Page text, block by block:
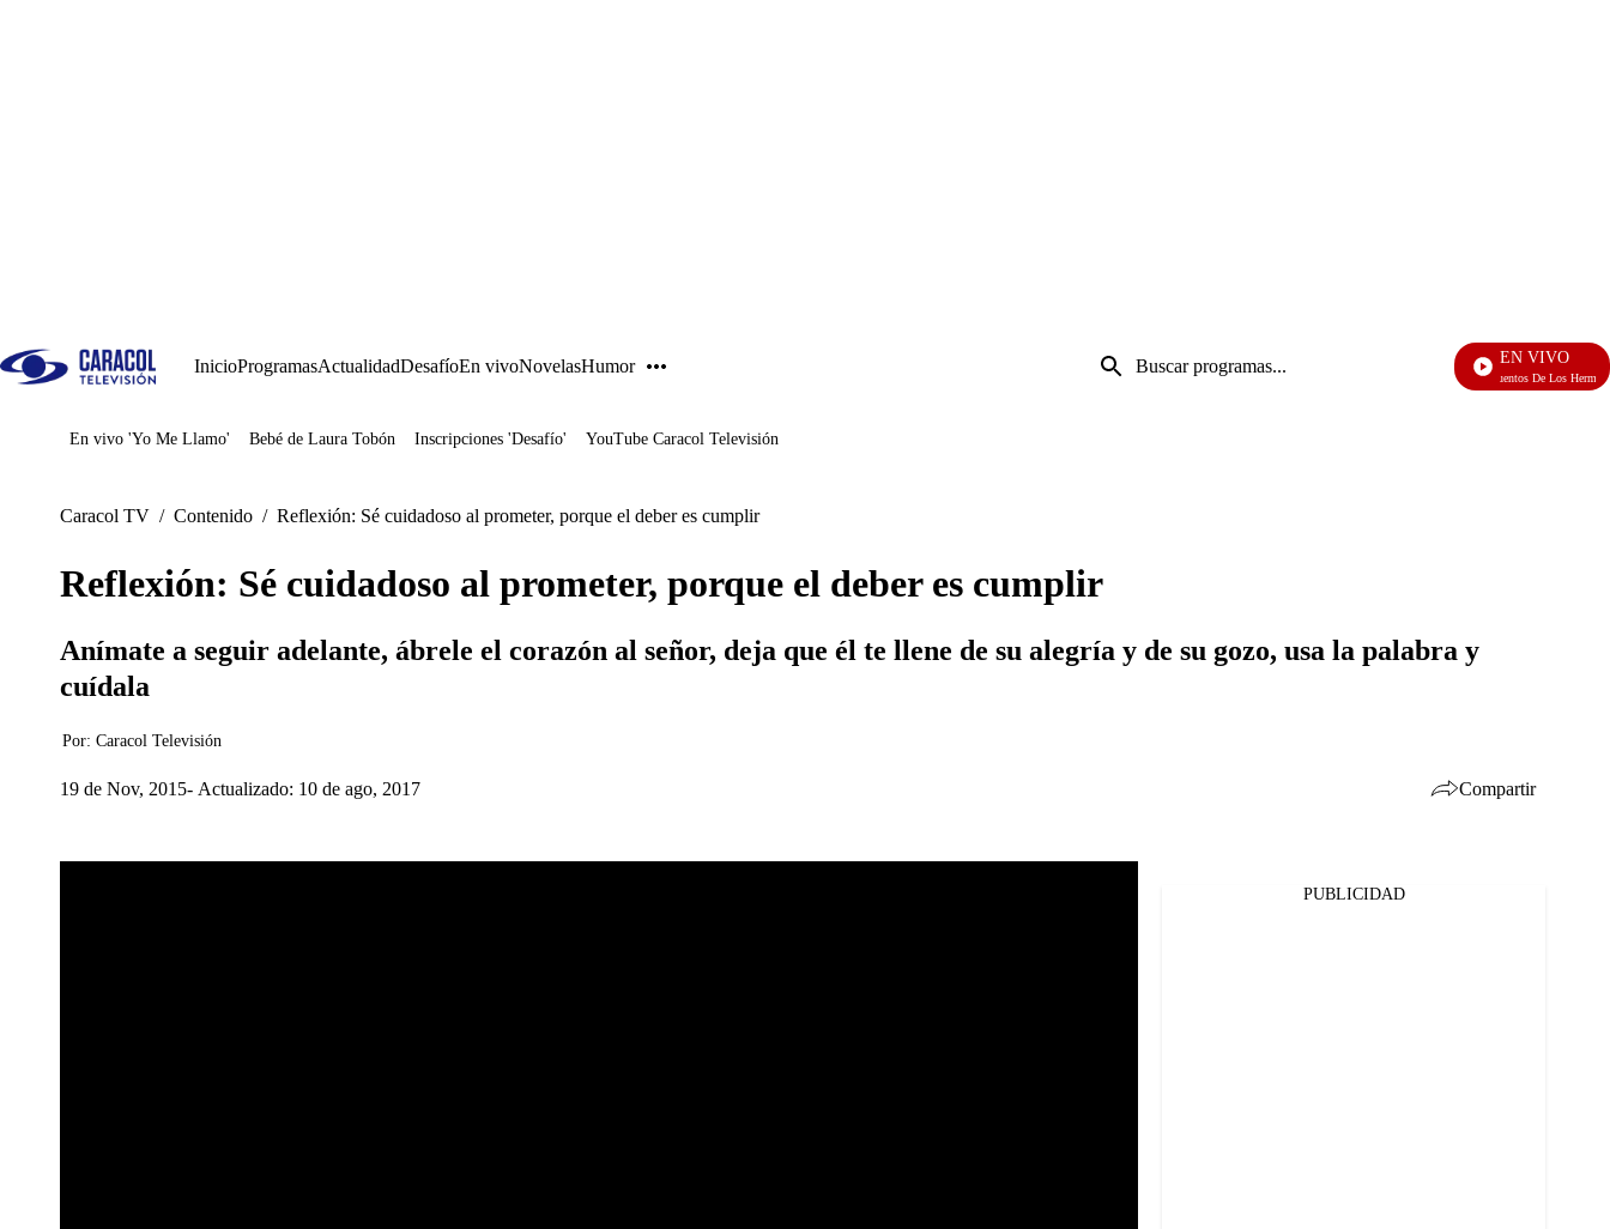
InicioProgramasActualidadDesafíoEn vivoNovelasHumor
Entrada
de
EN VIVO
Cuentos De Los Hermanos
Juegos
En vivo 'Yo Me Llamo' Bebé de Laura Tobón Inscripciones 'Desafío' YouTube Caracol Televisión
Caracol TV / Contenido / Reflexión: Sé cuidadoso al prometer, porque el deber es cumplir
Reflexión: Sé cuidadoso al prometer, porque el deber es cumplir
Anímate a seguir adelante, ábrele el corazón al señor, deja que él te llene de su alegría y de su gozo, usa la palabra y
cuídala
Por: Caracol Televisión
19 de Nov, 2015 Actualizado: 10 de ago, 2017 Compartir
PUBLICIDAD